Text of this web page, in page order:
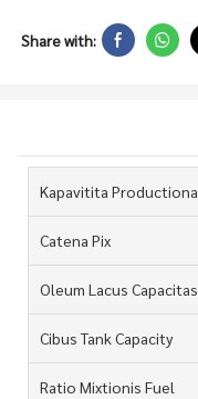
Share with:
Kapavitita Productiona
Catena Pix
Oleum Lacus Capacitas
Cibus Tank Capacity
Ratio Mixtionis Fuel